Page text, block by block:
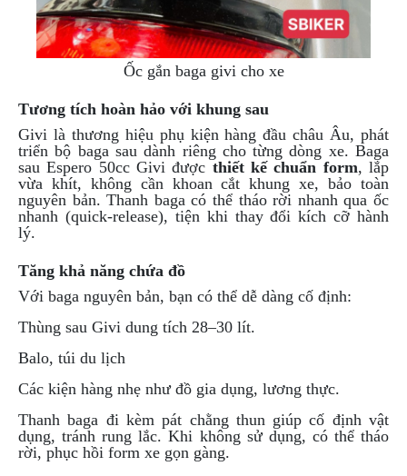
LIÊN
HỆ
HƯỚNG
MUA
HÀNG
Ốc gắn baga givi cho xe
Tương tích hoàn hảo với khung sau
Givi là thương hiệu phụ kiện hàng đầu châu Âu, phát
triển bộ baga sau dành riêng cho từng dòng xe. Baga
sau Espero 50cc Givi được thiết kế chuẩn form, lắp
vừa khít, không cần khoan cắt khung xe, bảo toàn
nguyên bản. Thanh baga có thể tháo rời nhanh qua ốc
nhanh (quick-release), tiện khi thay đổi kích cỡ hành
lý.
Tăng khả năng chứa đồ
Với baga nguyên bản, bạn có thể dễ dàng cố định:
Thùng sau Givi dung tích 28–30 lít.
Balo, túi du lịch
Các kiện hàng nhẹ như đồ gia dụng, lương thực.
Thanh baga đi kèm pát chằng thun giúp cố định vật
dụng, tránh rung lắc. Khi không sử dụng, có thể tháo
rời, phục hồi form xe gọn gàng.